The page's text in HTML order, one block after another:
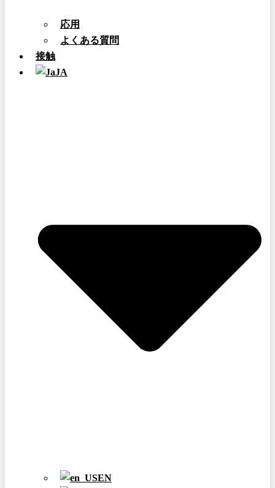
応用
よくある質問
接触
JA
EN